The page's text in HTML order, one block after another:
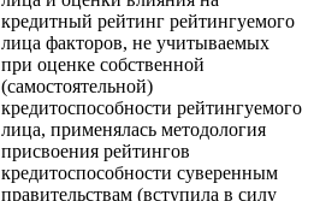
кредитный рейтинг рейтингуемого
лица факторов, не учитываемых
при оценке собственной
(самостоятельной)
кредитоспособности рейтингуемого
лица, применялась методология
присвоения рейтингов
кредитоспособности суверенным
правительствам (вступила в силу